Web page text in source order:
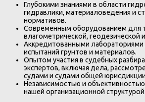
Глубокими знаниями в области
гидравлики, материаловедения и
нормативов.
Современным оборудованием для
влагометрической, геодезической
Аккредитованными
испытаний грунтов и материалов.
Опытом участия в судебных
экспертов, включая дела,
судами и судами общей
Независимостью и
нашей организационной структурой.